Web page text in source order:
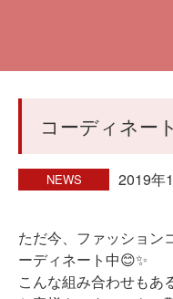
コーディネー
NEWS 2019年
ただ今、ファッション
ーディネート中😊✨
こんな組み合わせもあ